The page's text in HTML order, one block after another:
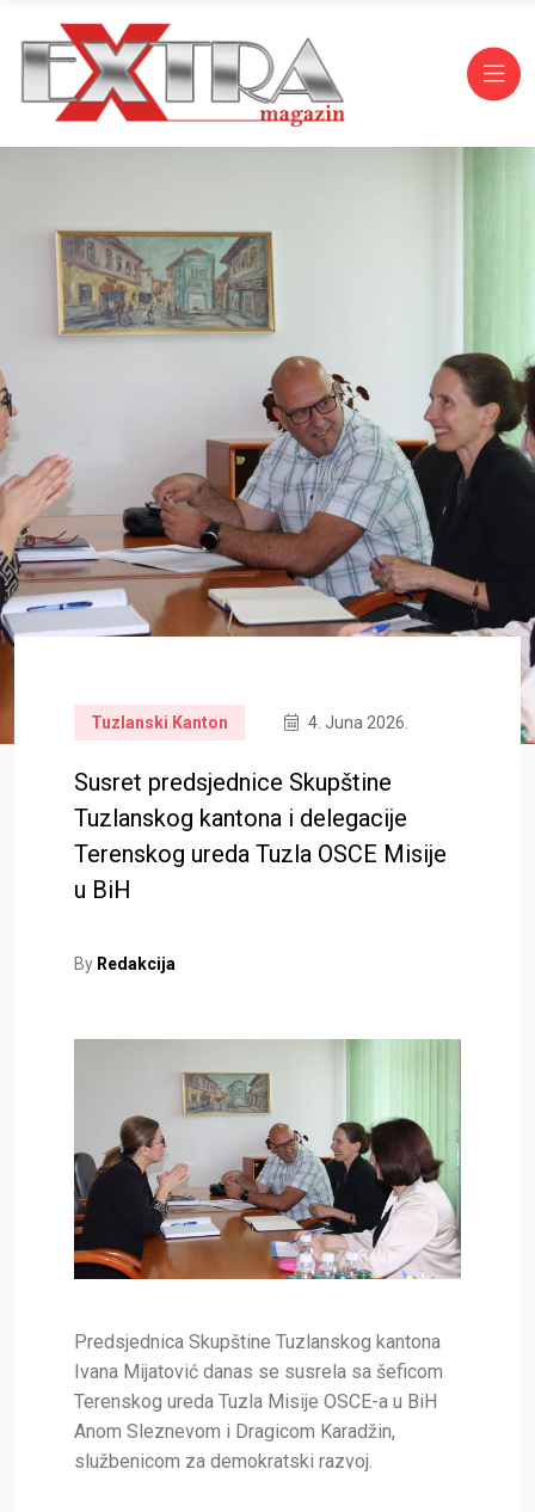
Tuzlanski Kanton 4. Juna 2026.
Susret predsjednice Skupštine
Tuzlanskog kantona i delegacije
Terenskog ureda Tuzla OSCE Misije
u BiH
By Redakcija
Predsjednica Skupštine Tuzlanskog kantona
Ivana Mijatović danas se susrela sa šeficom
Terenskog ureda Tuzla Misije OSCE-a u BiH
Anom Sleznevom i Dragicom Karadžin,
službenicom za demokratski razvoj.